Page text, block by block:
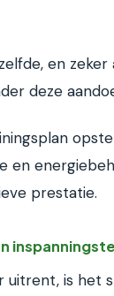
en
deze
en
prestatie.
uitrent, is het